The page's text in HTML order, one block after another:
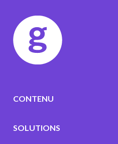
CONTENU
SOLUTIONS